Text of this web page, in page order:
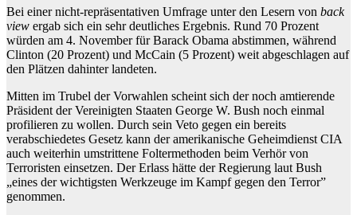
Bei einer nicht-repräsentativen Umfrage unter den Lesern von back
view ergab sich ein sehr deutliches Ergebnis. Rund 70 Prozent
würden am 4. November für Barack Obama abstimmen, während
Clinton (20 Prozent) und McCain (5 Prozent) weit abgeschlagen auf
den Plätzen dahinter landeten.
Mitten im Trubel der Vorwahlen scheint sich der noch amtierende
Präsident der Vereinigten Staaten George W. Bush noch einmal
profilieren zu wollen. Durch sein Veto gegen ein bereits
verabschiedetes Gesetz kann der amerikanische Geheimdienst CIA
auch weiterhin umstrittene Foltermethoden beim Verhör von
Terroristen einsetzen. Der Erlass hätte der Regierung laut Bush
„eines der wichtigsten Werkzeuge im Kampf gegen den Terror”
genommen.